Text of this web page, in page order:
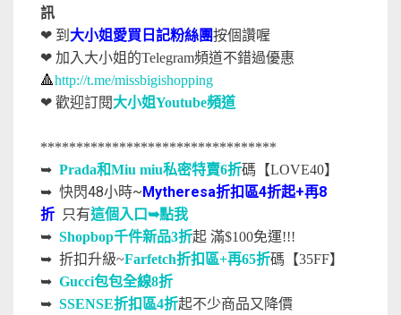
訊
❤ 到 大小姐愛買日記粉絲團按個讚喔
❤ 加入大小姐的Telegram頻道不錯過優惠
🔺http://t.me/missbigishopping
❤ 歡迎訂閱大小姐Youtube頻道
*********************************
➥ Prada和Miu miu私密特賣6折碼【LOVE40】
➥ 快閃48小時~ Mytheresa折扣區4折起+再8
折 只有這個入口➥點我
➥ Shopbop千件新品3折起 滿$100免運!!!
➥ 折扣升級~Farfetch折扣區+再65折碼【35FF】
➥ Gucci包包全線8折
➥ SSENSE折扣區4折起不少商品又降價